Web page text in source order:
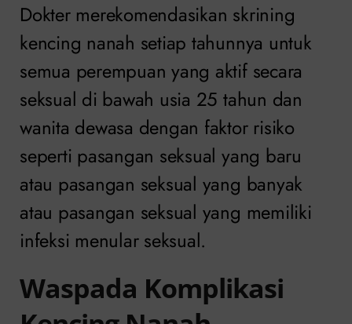
Dokter merekomendasikan skrining
kencing nanah setiap tahunnya untuk
semua perempuan yang aktif secara
seksual di bawah usia 25 tahun dan
wanita dewasa dengan faktor risiko
seperti pasangan seksual yang baru
atau pasangan seksual yang banyak
atau pasangan seksual yang memiliki
infeksi menular seksual.
Waspada Komplikasi